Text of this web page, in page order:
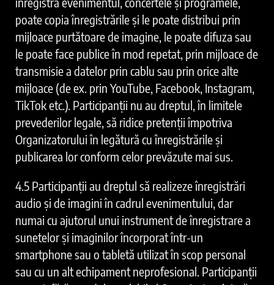
poate copia înregistrările și le poate distribui prin
mijloace purtătoare de imagine, le poate difuza sau
le poate face publice în mod repetat, prin mijloace de
transmisie a datelor prin cablu sau prin orice alte
mijloace (de ex. prin YouTube, Facebook, Instagram,
TikTok etc.). Participanții nu au dreptul, în limitele
prevederilor legale, să ridice pretenții împotriva
Organizatorului în legătură cu înregistrările și
publicarea lor conform celor prevăzute mai sus.
4.5 Participanții au dreptul să realizeze înregistrări
audio și de imagini în cadrul evenimentului, dar
numai cu ajutorul unui instrument de înregistrare a
sunetelor și imaginilor încorporat într-un
smartphone sau o tabletă utilizat în scop personal
sau cu un alt echipament neprofesional. Participanții